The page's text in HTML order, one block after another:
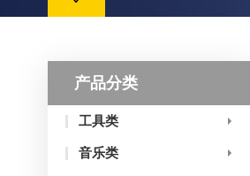
产品分类
工具类
音乐类